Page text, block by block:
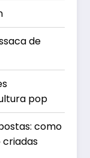
de
pop
como
criadas